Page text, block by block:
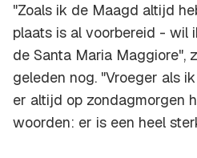
"Zoals ik de Maagd altijd
plaats is al voorbereid - wil
de Santa Maria Maggiore",
geleden nog. "Vroeger als
er altijd op zondagmorgen
woorden: er is een heel